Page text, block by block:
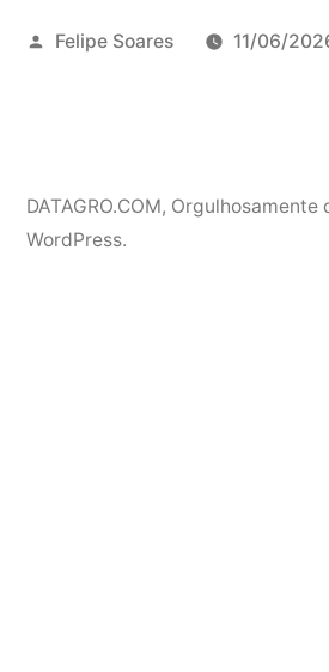
Publicado
Felipe Soares 11/06/
DATAGRO.COM, Orgulhosamente
WordPress.